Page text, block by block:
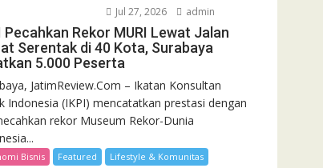
Jul 27, 2026 admin
Pecahkan Rekor MURI Lewat Jalan
Serentak di 40 Kota, Surabaya
5.000 Peserta
JatimReview.Com – Ikatan Konsultan
Indonesia (IKPI) mencatatkan prestasi dengan
rekor Museum Rekor-Dunia
Bisnis Featured Lifestyle & Komunitas